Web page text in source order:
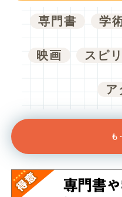
専門書 学
映画 スピ
ア
も